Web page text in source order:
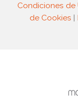
Condiciones de
de Cookies |